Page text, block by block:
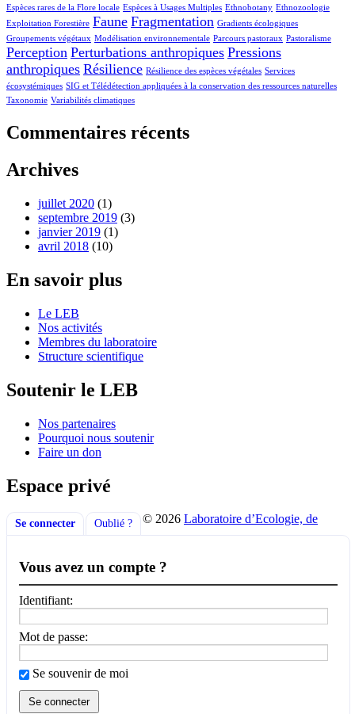
Espèces rares de la Flore locale Espèces à Usages Multiples Ethnobotany Ethnozoologie
Exploitation Forestière Faune Fragmentation Gradients écologiques
Groupements végétaux Modélisation environnementale Parcours pastoraux Pastoralisme
Perception Perturbations anthropiques Pressions
anthropiques Résilience Résilience des espèces végétales Services
écosystémiques SIG et Télédétection appliquées à la conservation des ressources naturelles
Taxonomie Variabilités climatiques
Commentaires récents
Archives
juillet 2020 (1)
septembre 2019 (3)
janvier 2019 (1)
avril 2018 (10)
En savoir plus
Le LEB
Nos activités
Membres du laboratoire
Structure scientifique
Soutenir le LEB
Nos partenaires
Pourquoi nous soutenir
Faire un don
Espace privé
Se connecter Oublié ?
Vous avez un compte ?
Identifiant:
Mot de passe:
Se souvenir de moi
© 2026 Laboratoire d’Ecologie, de